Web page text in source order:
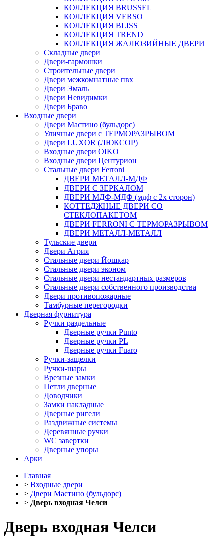
КОЛЛЕКЦИЯ BRUSSEL
КОЛЛЕКЦИЯ VERSO
КОЛЛЕКЦИЯ BLISS
КОЛЛЕКЦИЯ TREND
КОЛЛЕКЦИЯ ЖАЛЮЗИЙНЫЕ ДВЕРИ
Складные двери
Двери-гармошки
Строительные двери
Двери межкомнатные пвх
Двери Эмаль
Двери Невидимки
Двери Браво
Входные двери
Двери Мастино (бульдорс)
Уличные двери с ТЕРМОРАЗРЫВОМ
Двери LUXOR (ЛЮКСОР)
Входные двери OIKO
Входные двери Центурион
Стальные двери Ferroni
ДВЕРИ МЕТАЛЛ-МДФ
ДВЕРИ С ЗЕРКАЛОМ
ДВЕРИ МДФ-МДФ (мдф с 2х сторон)
КОТТЕДЖНЫЕ ДВЕРИ СО
СТЕКЛОПАКЕТОМ
ДВЕРИ FERRONI С ТЕРМОРАЗРЫВОМ
ДВЕРИ МЕТАЛЛ-МЕТАЛЛ
Тульские двери
Двери Агрия
Стальные двери Йошкар
Стальные двери эконом
Стальные двери нестандартных размеров
Стальные двери собственного производства
Двери противопожарные
Тамбурные перегородки
Дверная фурнитура
Ручки раздельные
Дверные ручки Punto
Дверные ручки PL
Дверные ручки Fuaro
Ручки-защелки
Ручки-шары
Врезные замки
Петли дверные
Доводчики
Замки накладные
Дверные ригели
Раздвижные системы
Деревянные ручки
WC завертки
Дверные упоры
Арки
Главная
> Входные двери
> Двери Мастино (бульдорс)
> Дверь входная Челси
Дверь входная Челси